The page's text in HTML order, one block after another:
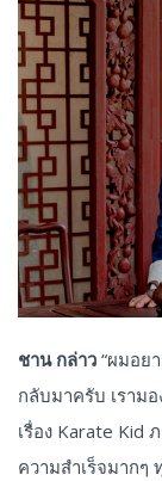
ชาน กล่าว “ผมอย
กลับมาครับ เราม
เรื่อง Karate Kid
ความสำเร็จมากๆ